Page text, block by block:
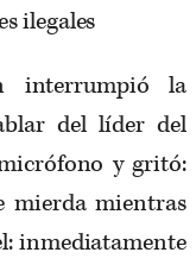
ilegales
interrumpió la
del líder del
y gritó:
mierda mientras
inmediatamente